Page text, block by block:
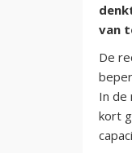
van
De
In de
kort